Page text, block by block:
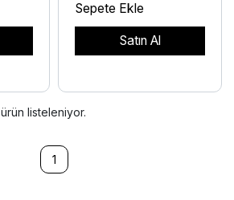
Sepete Ekle
Satın Al
ürün listeleniyor.
1